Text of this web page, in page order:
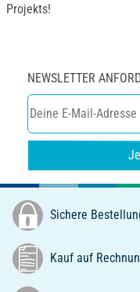
Projekts!
NEWSLETTER
Sichere
Kauf auf